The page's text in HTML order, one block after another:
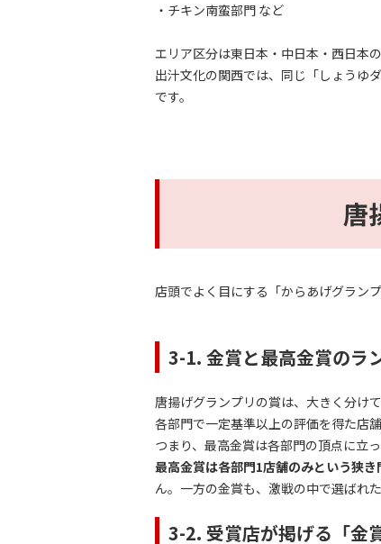
・チキン南蛮部門 など
エリア区分は東日本・中日本・西日本
出汁文化の関西では、同じ「しょうゆ
です。
唐
店頭でよく目にする「からあげグラン
3-1. 金賞と最高金賞のラ
唐揚げグランプリの賞は、大きく分け
各部門で一定基準以上の評価を得た店
つまり、最高金賞は各部門の頂点に立
最高金賞は各部門1店舗のみという狭き
ん。一方の金賞も、激戦の中で選ばれ
3-2. 受賞店が掲げる「金